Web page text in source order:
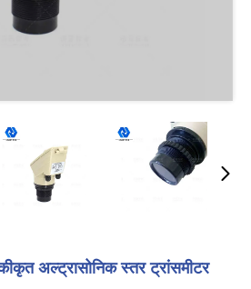
अल्ट्रासोनिक स्तर ट्रांसमीटर